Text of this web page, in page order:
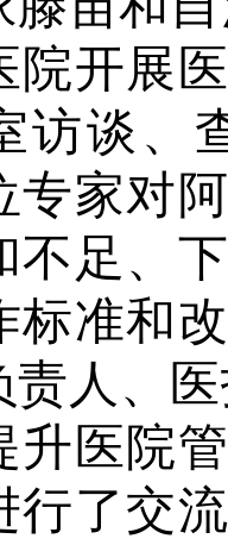
院开展
访谈、
专家对
不足、
标准和
责人、
升医院
行了交